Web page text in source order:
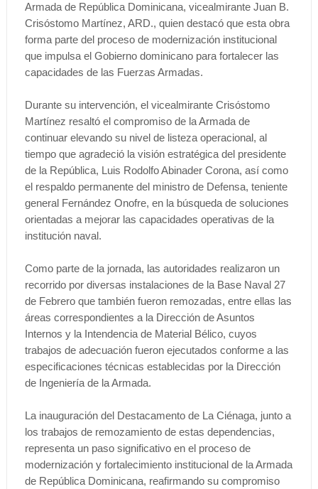
Armada de República Dominicana, vicealmirante Juan B.
Crisóstomo Martínez, ARD., quien destacó que esta obra
forma parte del proceso de modernización institucional
que impulsa el Gobierno dominicano para fortalecer las
capacidades de las Fuerzas Armadas.
Durante su intervención, el vicealmirante Crisóstomo
Martínez resaltó el compromiso de la Armada de
continuar elevando su nivel de listeza operacional, al
tiempo que agradeció la visión estratégica del presidente
de la República, Luis Rodolfo Abinader Corona, así como
el respaldo permanente del ministro de Defensa, teniente
general Fernández Onofre, en la búsqueda de soluciones
orientadas a mejorar las capacidades operativas de la
institución naval.
Como parte de la jornada, las autoridades realizaron un
recorrido por diversas instalaciones de la Base Naval 27
de Febrero que también fueron remozadas, entre ellas las
áreas correspondientes a la Dirección de Asuntos
Internos y la Intendencia de Material Bélico, cuyos
trabajos de adecuación fueron ejecutados conforme a las
especificaciones técnicas establecidas por la Dirección
de Ingeniería de la Armada.
La inauguración del Destacamento de La Ciénaga, junto a
los trabajos de remozamiento de estas dependencias,
representa un paso significativo en el proceso de
modernización y fortalecimiento institucional de la Armada
de República Dominicana, reafirmando su compromiso